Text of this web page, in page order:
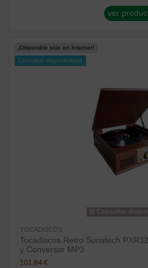
ver
¡Disponible sólo en Internet!
Consultar disponibilidad
Consultar
TOCADISCOS
Tocadiscos Retro Sunstech
y Conversor MP3
101,84 €